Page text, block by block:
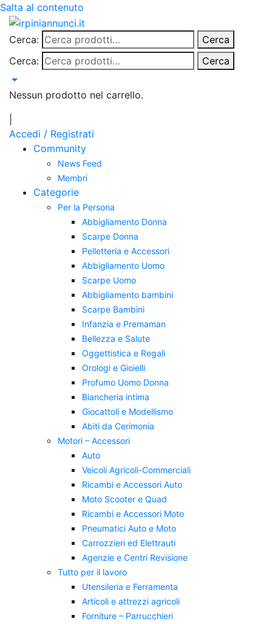
Salta al contenuto
Cerca:
Cerca
Cerca:
Cerca
Nessun prodotto nel carrello.
Accedi / Registrati
Community
News Feed
Membri
Categorie
Per la Persona
Abbigliamento Donna
Scarpe Donna
Pelletteria e Accessori
Abbigliamento Uomo
Scarpe Uomo
Abbigliamento bambini
Scarpe Bambini
Infanzia e Premaman
Bellezza e Salute
Oggettistica e Regali
Orologi e Gioielli
Profumo Uomo Donna
Biancheria intima
Giocattoli e Modellismo
Abiti da Cerimonia
Motori – Accessori
Auto
Veicoli Agricoli-Commerciali
Ricambi e Accessori Auto
Moto Scooter e Quad
Ricambi e Accessori Moto
Pneumatici Auto e Moto
Carrozzieri ed Elettrauti
Agenzie e Centri Revisione
Tutto per il lavoro
Utensileria e Ferramenta
Articoli e attrezzi agricoli
Forniture – Parrucchieri